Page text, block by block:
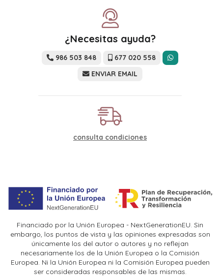
¿Necesitas ayuda?
986 503 848
677 020 558
ENVIAR EMAIL
consulta condiciones
Financiado por la Unión Europea - NextGenerationEU. Sin
embargo, los puntos de vista y las opiniones expresadas son
únicamente los del autor o autores y no reflejan
necesariamente los de la Unión Europea o la Comisión
Europea. Ni la Unión Europea ni la Comisión Europea pueden
ser consideradas responsables de las mismas.